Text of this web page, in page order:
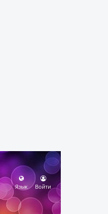
Язык Войти